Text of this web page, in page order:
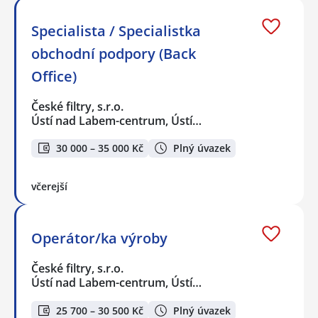
Specialista / Specialistka
obchodní podpory (Back
Office)
České filtry, s.r.o.
Ústí nad Labem-centrum, Ústí…
30 000 – 35 000 Kč Plný úvazek
včerejší
Operátor/ka výroby
České filtry, s.r.o.
Ústí nad Labem-centrum, Ústí…
25 700 – 30 500 Kč Plný úvazek